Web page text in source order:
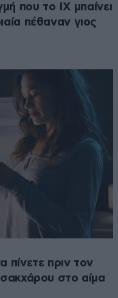
που το ΙΧ μπαίνει
πέθαναν γιος
πίνετε πριν τον
στο αίμα